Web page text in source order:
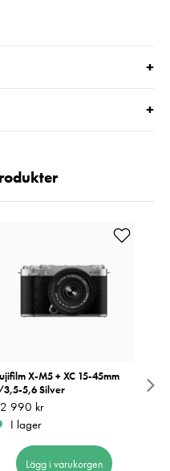
+
+
X-M5 + XC 15-45mm
5,6 Silver
:12 990 kr
990 kr
I lager
Lägg i varukorgen